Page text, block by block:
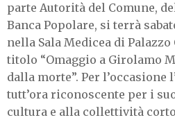
parte Autorità del Comune,
Banca Popolare, si terrà
nella Sala Medicea di
titolo “Omaggio a Girolamo
dalla morte”. Per l’occasione
tutt’ora riconoscente per i
cultura e alla collettività